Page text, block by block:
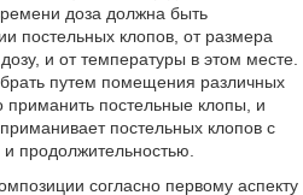
доза должна быть
постельных клопов, от размера
и от температуры в этом месте.
путем помещения различных
приманить постельные клопы, и
постельных клопов с
продолжительностью.
согласно первому аспекту